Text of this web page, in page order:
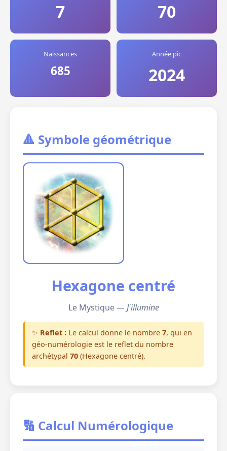
7 70
Naissances
685
Année pic
2024
🔺 Symbole géométrique
Hexagone centré
Le Mystique —J'illumine
✨ Reflet : Le calcul donne le nombre 7, qui en
géo-numérologie est le reflet du nombre
archétypal 70 (Hexagone centré).
🔢 Calcul Numérologique